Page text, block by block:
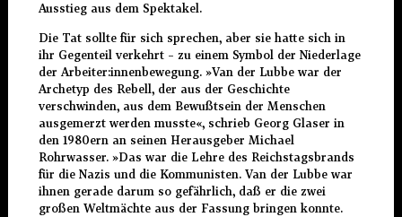
Ausstieg aus dem Spektakel.
Die Tat sollte für sich sprechen, aber sie hatte sich in
ihr Gegenteil verkehrt – zu einem Symbol der Niederlage
der Arbeiter:innenbewegung. »Van der Lubbe war der
Archetyp des Rebell, der aus der Geschichte
verschwinden, aus dem Bewußtsein der Menschen
ausgemerzt werden musste«, schrieb Georg Glaser in
den 1980ern an seinen Herausgeber Michael
Rohrwasser. »Das war die Lehre des Reichstagsbrands
für die Nazis und die Kommunisten. Van der Lubbe war
ihnen gerade darum so gefährlich, daß er die zwei
großen Weltmächte aus der Fassung bringen konnte.